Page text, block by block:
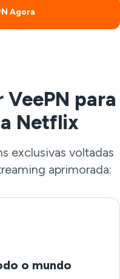
Agora
VeePN para
Netflix
exclusivas voltadas
aprimorada:
o mundo